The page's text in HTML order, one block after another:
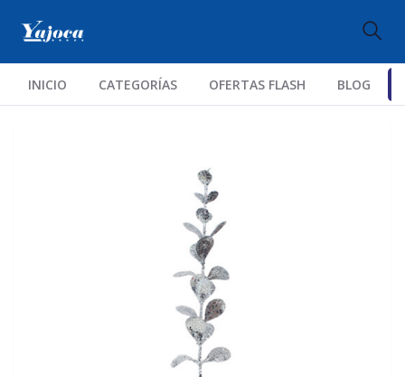
INICIO CATEGORÍAS OFERTAS FLASH BLOG